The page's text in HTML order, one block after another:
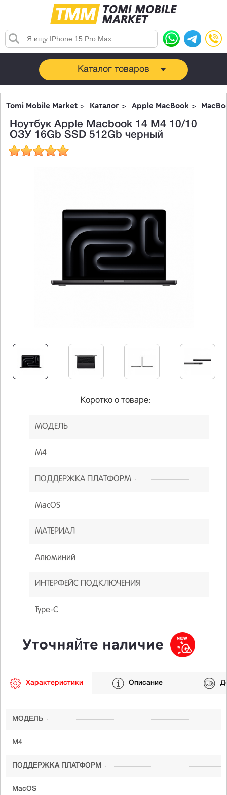
Каталог товаров
Tomi Mobile Market Каталог Apple MacBook
Ноутбук Apple Macbook 14 M4 10/10
ОЗУ 16Gb SSD 512Gb черный
Уточняйте наличие
Коротко о товаре:
МОДЕЛЬ
M4
ПОДДЕРЖКА ПЛАТФОРМ
MacOS
МАТЕРИАЛ
Алюминий
ИНТЕРФЕЙС ПОДКЛЮЧЕНИЯ
Type-C
Характеристики Описание
МОДЕЛЬ
M4
ПОДДЕРЖКА ПЛАТФОРМ
MacOS